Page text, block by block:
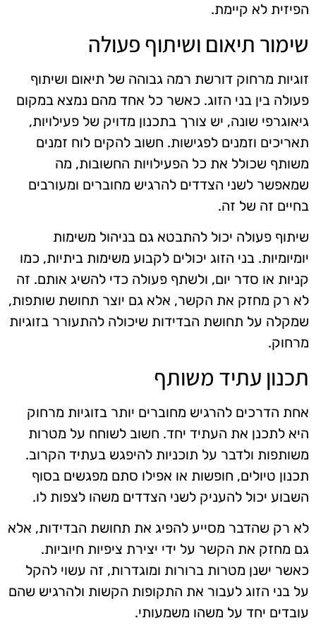
הפיזית לא קיימת.
שימור תיאום ושיתוף פעולה
זוגיות מרחוק דורשת רמה גבוהה של תיאום ושיתוף
פעולה בין בני הזוג. כאשר כל אחד מהם נמצא במקום
גיאוגרפי שונה, יש צורך בתכנון מדויק של פעילויות,
תאריכים וזמנים לפגישות. חשוב להקים לוח זמנים
משותף שכולל את כל הפעילויות החשובות, מה
שמאפשר לשני הצדדים להרגיש מחוברים ומעורבים
בחיים זה של זה.
שיתוף פעולה יכול להתבטא גם בניהול משימות
יומיומיות. בני הזוג יכולים לקבוע משימות ביתיות, כמו
קניות או סדר יום, ולשתף פעולה כדי להשיג אותם. זה
לא רק מחזק את הקשר, אלא גם יוצר תחושת שותפות,
שמקלה על תחושת הבדידות שיכולה להתעורר בזוגיות
מרחוק.
תכנון עתיד משותף
אחת הדרכים להרגיש מחוברים יותר בזוגיות מרחוק
היא לתכנן את העתיד יחד. חשוב לשוחח על מטרות
משותפות ולדבר על תוכניות להיפגש בעתיד הקרוב.
תכנון טיולים, חופשות או אפילו סתם מפגשים בסוף
השבוע יכול להעניק לשני הצדדים משהו לצפות לו.
לא רק שהדבר מסייע להפיג את תחושת הבדידות, אלא
גם מחזק את הקשר על ידי יצירת ציפיות חיוביות.
כאשר ישנן מטרות ברורות ומוגדרות, זה עשוי להקל
על בני הזוג לעבור את התקופות הקשות ולהרגיש שהם
עובדים יחד על משהו משמעותי.